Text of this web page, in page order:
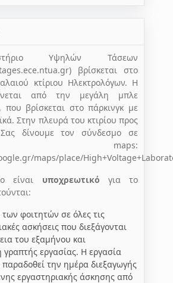
Υψηλών Τάσεων
βρίσκεται στο
κτίριου Ηλεκτρολόγων. Η
από την μεγάλη μπλε
που βρίσκεται στο πάρκινγκ με
Στην πλευρά του κτιρίου προς
δίνουμε τον σύνδεσμο σε
maps:
maps/place/
είναι υποχρεωτικό για το
φοιτητών σε όλες τις
ασκήσεις που διεξάγονται
του εξαμήνου και
εργασίας. Η εργασία
παραδοθεί την ημέρα διεξαγωγής
εργαστηριακής άσκησης από